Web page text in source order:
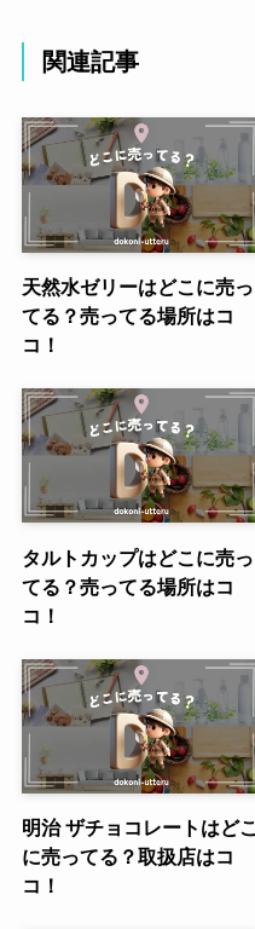
関連記事
天然水ゼリーはどこに売っ
てる？売ってる場所はコ
コ！
タルトカップはどこに売っ
てる？売ってる場所はコ
コ！
明治 ザチョコレートはどこ
に売ってる？取扱店はコ
コ！